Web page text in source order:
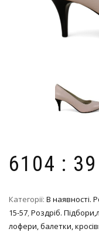
6104 : 39
Категорії: В наявності.
15-57,Роздріб.
лофери, балетки,